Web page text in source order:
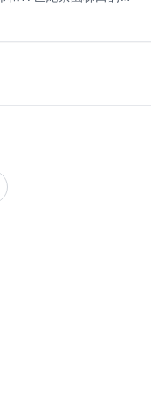
園的康樂設施包括60個
甚至深圳 。